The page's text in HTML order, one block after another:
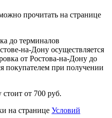
прочитать на странице
до терминалов
на-Дону осуществляется
от Ростова-на-Дону до
покупателем при получении
от 700 руб.
на странице Условий